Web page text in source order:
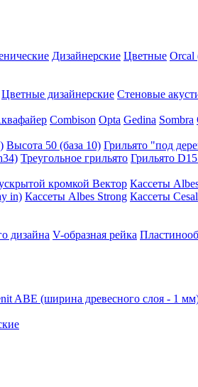
Дизайнерские Цветные Orcal
Цветные дизайнерские Стеновые
Combison Opta Gedina Sombra
Высота 50 (база 10) Грильято "под
Треугольное грильято Грильято
кромкой Вектор Кассеты
in) Кассеты Albes Strong Кассеты Cesal
дизайна V-образная рейка
ABE (ширина древесного слоя - 1